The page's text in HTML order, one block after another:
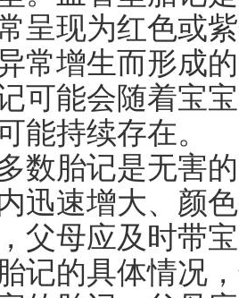
呈现为红色或
常增生而形成
可能会随着宝
能持续存在。
胎记是无害的
迅速增大、颜
父母应及时带
记的具体情况